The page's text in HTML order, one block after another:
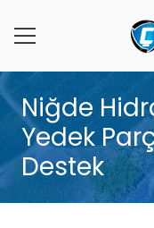
Niğde
Yedek
Destek